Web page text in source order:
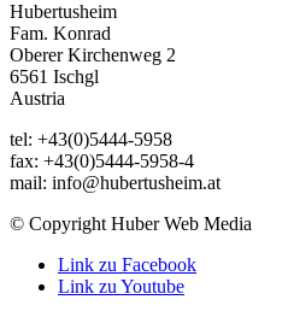
Hubertusheim
Fam. Konrad
Oberer Kirchenweg 2
6561 Ischgl
Austria
tel: +43(0)5444-5958
fax: +43(0)5444-5958-4
mail: info@hubertusheim.at
© Copyright Huber Web Media
Link zu Facebook
Link zu Youtube